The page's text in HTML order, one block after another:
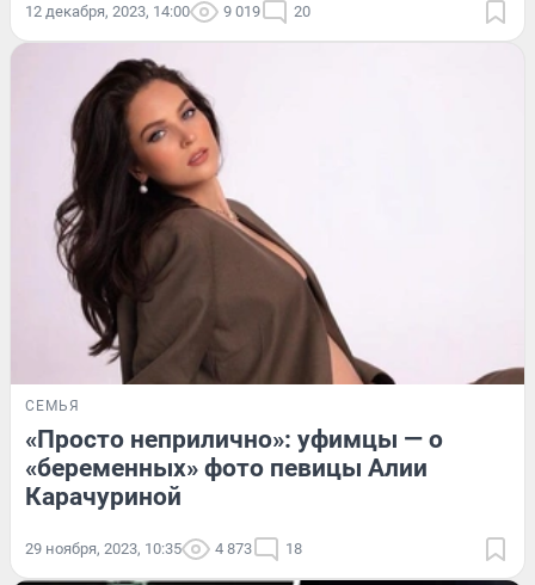
12 декабря, 2023, 14:00 9 019 20
СЕМЬЯ
«Просто неприлично»: уфимцы — о
«беременных» фото певицы Алии
Карачуриной
29 ноября, 2023, 10:35 4 873 18